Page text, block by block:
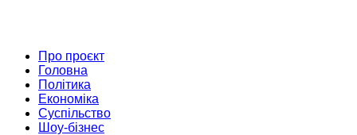
Про проєкт
Головна
Політика
Економіка
Суспільство
Шоу-бізнес